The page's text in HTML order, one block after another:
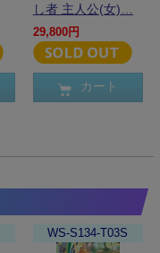
し者 主人公(女)…
29,800円
カート
WS-S134-T03S